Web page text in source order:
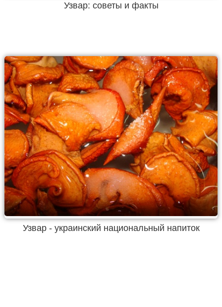
Узвар: советы и факты
Узвар - украинский национальный напиток